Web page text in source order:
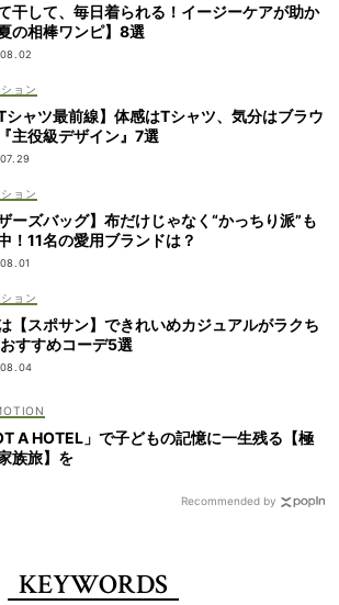
干して、毎日着られる！イージーケアが助か
の相棒ワンピ】8選
ョン
Tシャツ最前線】体感はTシャツ、気分はブラウ
主役級デザイン』7選
ョン
ザーズバッグ】布だけじゃなく“かっちり派”も
！11名の愛用ブランドは？
ョン
【スポサン】できれいめカジュアルがラクち
すすめコーデ5選
A HOTEL」で子どもの記憶に一生残る【極
族旅】を
Recommended by
KEYWORDS